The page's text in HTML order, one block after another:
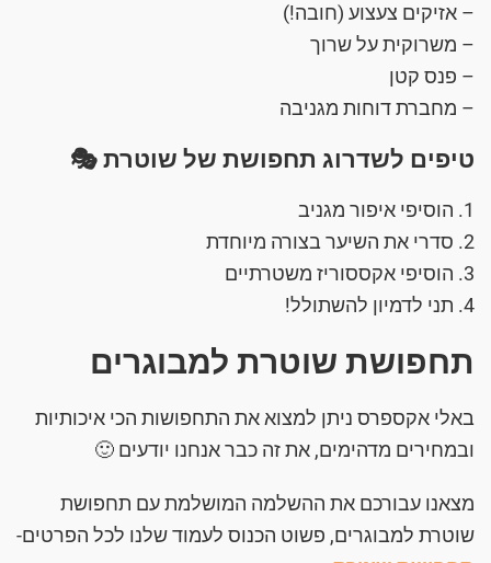
– אזיקים צעצוע (חובה!)
– משרוקית על שרוך
– פנס קטן
– מחברת דוחות מגניבה
טיפים לשדרוג תחפושת של שוטרת 🎭
1. הוסיפי איפור מגניב
2. סדרי את השיער בצורה מיוחדת
3. הוסיפי אקססוריז משטרתיים
4. תני לדמיון להשתולל!
תחפושת שוטרת למבוגרים
באלי אקספרס ניתן למצוא את התחפושות הכי איכותיות
ובמחירים מדהימים, את זה כבר אנחנו יודעים 🙂
מצאנו עבורכם את ההשלמה המושלמת עם תחפושת
שוטרת למבוגרים, פשוט הכנוס לעמוד שלנו לכל הפרטים-